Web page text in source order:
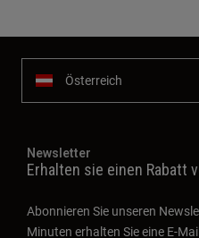
Österreich
Newsletter
Erhalten sie einen Rabatt
Abonnieren Sie unseren
Minuten erhalten Sie eine E-